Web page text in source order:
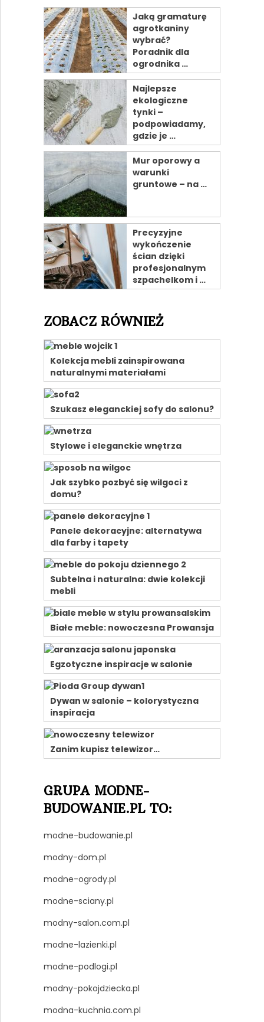
Jaką gramaturę
agrotkaniny
wybrać?
Poradnik dla
ogrodnika …
Najlepsze
ekologiczne
tynki –
podpowiadamy,
gdzie je …
Mur oporowy a
warunki
gruntowe – na …
Precyzyjne
wykończenie
ścian dzięki
profesjonalnym
szpachelkom i …
ZOBACZ RÓWNIEŻ
Kolekcja mebli zainspirowana
naturalnymi materiałami
Szukasz eleganckiej sofy do salonu?
Stylowe i eleganckie wnętrza
Jak szybko pozbyć się wilgoci z
domu?
Panele dekoracyjne: alternatywa
dla farby i tapety
Subtelna i naturalna: dwie kolekcji
mebli
Białe meble: nowoczesna Prowansja
Egzotyczne inspiracje w salonie
Dywan w salonie – kolorystyczna
inspiracja
Zanim kupisz telewizor…
GRUPA MODNE-
BUDOWANIE.PL TO:
modne-budowanie.pl
modny-dom.pl
modne-ogrody.pl
modne-sciany.pl
modny-salon.com.pl
modne-lazienki.pl
modne-podlogi.pl
modny-pokojdziecka.pl
modna-kuchnia.com.pl